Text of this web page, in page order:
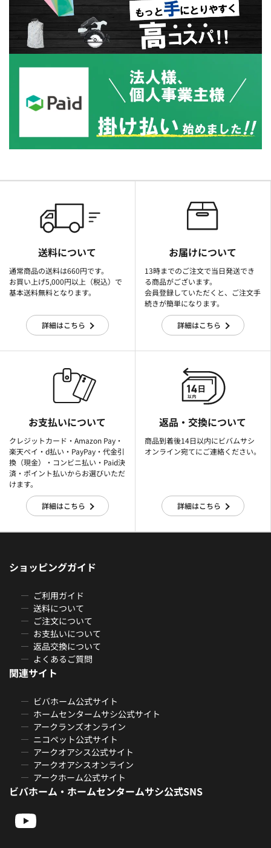
送料について
通常商品の送料は660円です。
お買い上げ5,000円以上（税込）で
基本送料無料となります。
詳細はこちら
お届けについて
13時までのご注文で当日発送でき
る商品がございます。
会員登録していただくと、ご注文手
続きが簡単になります。
詳細はこちら
お支払いについて
クレジットカード・Amazon Pay・
楽天ぺイ・d払い・PayPay・代金引
換（現金）・コンビニ払い・Paid決
済・ポイント払いからお選びいただ
けます。
詳細はこちら
返品・交換について
商品到着後14日以内にビバムサシ
オンライン宛てにご連絡ください。
詳細はこちら
ショッピングガイド
ご利用ガイド
送料について
ご注文について
お支払いについて
返品交換について
よくあるご質問
関連サイト
ビバホーム公式サイト
ホームセンタームサシ公式サイト
アークランズオンライン
ニコペット公式サイト
アークオアシス公式サイト
アークオアシスオンライン
アークホーム公式サイト
ビバホーム・ホームセンタームサシ公式SNS